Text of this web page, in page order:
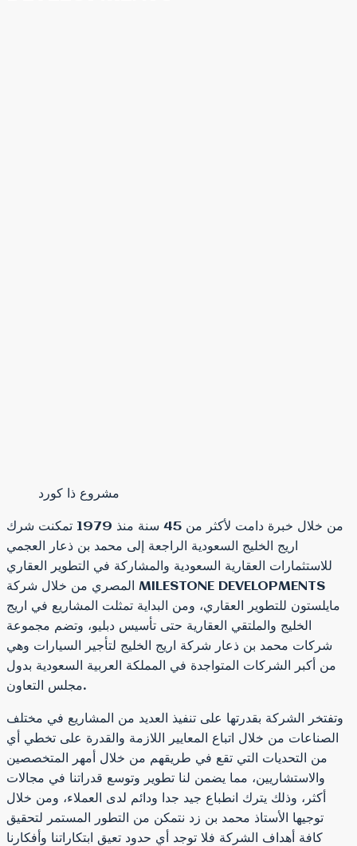
مشروع ذا كورد
من خلال خبرة دامت لأكثر من 45 سنة منذ 1979 تمكنت شرك
اريج الخليج السعودية الراجعة إلى محمد بن ذعار العجمي
للاستثمارات العقارية السعودية والمشاركة في التطوير العقاري
المصري من خلال شركة MILESTONE DEVELOPMENTS
مايلستون للتطوير العقاري، ومن البداية تمثلت المشاريع في اريج
الخليج والملتقي العقارية حتى تأسيس دبليو، وتضم مجموعة
شركات محمد بن ذعار شركة اريج الخليج لتأجير السيارات وهي
من أكبر الشركات المتواجدة في المملكة العربية السعودية بدول
مجلس التعاون.
وتفتخر الشركة بقدرتها على تنفيذ العديد من المشاريع في مختلف
الصناعات من خلال اتباع المعايير اللازمة والقدرة على تخطي أي
من التحديات التي تقع في طريقهم من خلال أمهر المتخصصين
والاستشاريين، مما يضمن لنا تطوير وتوسع قدراتنا في مجالات
أكثر، وذلك يترك انطباع جيد جدا ودائم لدى العملاء، ومن خلال
توجيها الأستاذ محمد بن زد نتمكن من التطور المستمر لتحقيق
كافة أهداف الشركة فلا توجد أي حدود تعيق ابتكاراتنا وأفكارنا